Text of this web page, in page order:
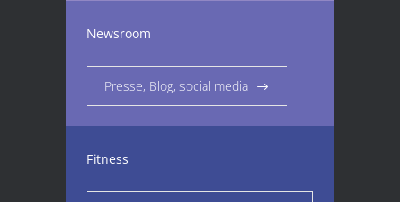
Newsroom
Presse, Blog, social media
Fitness